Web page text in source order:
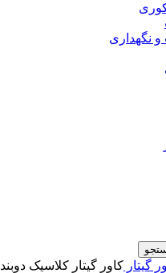
نگهداری
گیتار کاور گیتار کلاسیک دوبند